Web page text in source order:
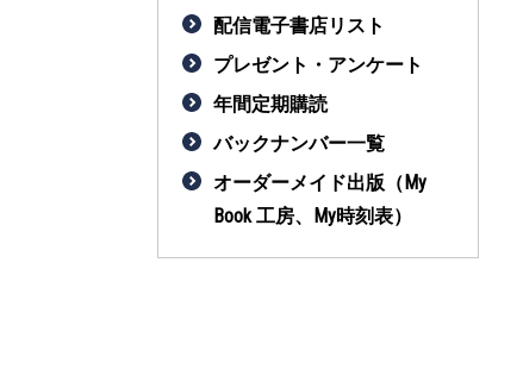
配信電子書店リスト
プレゼント・アンケート
年間定期購読
バックナンバー一覧
オーダーメイド出版（My
Book 工房、My時刻表）